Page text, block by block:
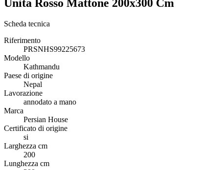
Unita Rosso Mattone 200x300 Cm
Scheda tecnica
Riferimento
PRSNHS99225673
Modello
Kathmandu
Paese di origine
Nepal
Lavorazione
annodato a mano
Marca
Persian House
Certificato di origine
si
Larghezza cm
200
Lunghezza cm